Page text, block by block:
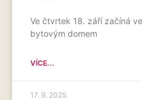
Ve čtvrtek 18. září začíná
bytovým domem
VÍCE...
17. 9. 2025